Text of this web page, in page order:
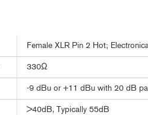
Female XLR Pin 2 Hot;
330Ω
-9 dBu or +11 dBu with 20 dB
>40dB, Typically 55dB